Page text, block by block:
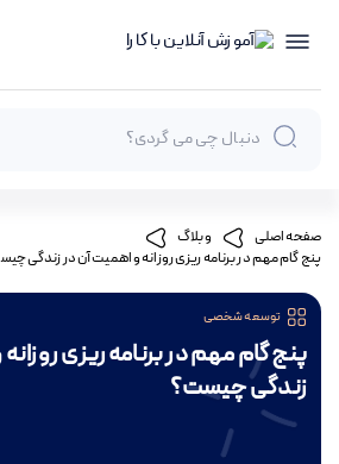
صفحه اصلی
وبلاگ
پنج گام مهم در برنامه ریزی روزانه و اهمیت آن در زندگی
توسعه شخصی
پنج گام مهم در برنامه ریزی
زندگی چیست؟